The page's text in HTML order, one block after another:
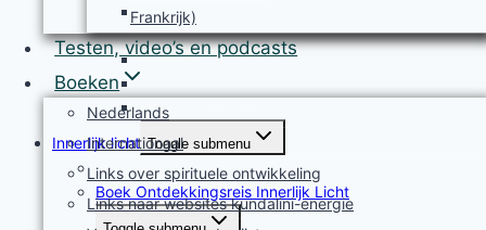
Frankrijk)
Testen, video’s en podcasts
Boeken
Nederlands
Internationaal
Links over spirituele ontwikkeling
Links naar websites kundalini-energie
Recensies van Ontdekkingsreis Innerlijk Licht:
De Basis
Diagnose overactiviteit kundalini
20 Tips bij een overactieve kundalini
Innerlijk licht Toggle submenu
Innerlijk licht
Boek Ontdekkingsreis Innerlijk Licht